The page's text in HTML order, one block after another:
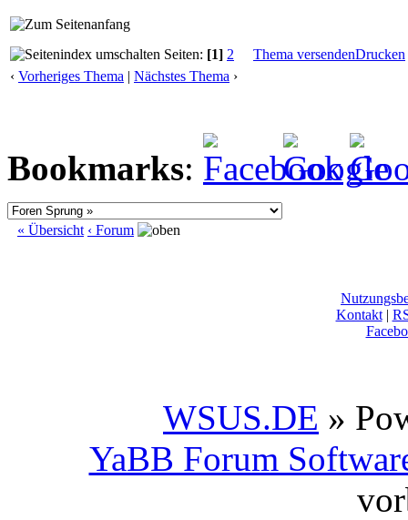
Seiten: [1] 2 Thema versendenDrucken
‹ Vorheriges Thema | Nächstes Thema ›
Bookmarks:
« Übersicht ‹ Forum
Kontakt|
WSUS.DE »
YaBB Forum